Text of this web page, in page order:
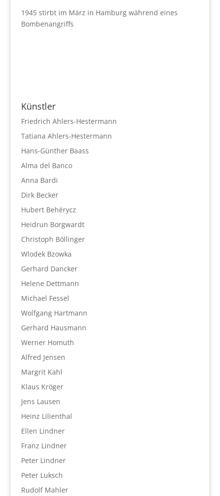
1945 stirbt im März in Hamburg während eines
Bombenangriffs
Künstler
Friedrich Ahlers-Hestermann
Tatiana Ahlers-Hestermann
Hans-Günther Baass
Alma del Banco
Anna Bardi
Dirk Becker
Hubert Behérycz
Heidrun Borgwardt
Christoph Böllinger
Wlodek Bzowka
Gerhard Dancker
Helene Dettmann
Michael Fessel
Wolfgang Hartmann
Gerhard Hausmann
Werner Homuth
Alfred Jensen
Margrit Kahl
Klaus Kröger
Jens Lausen
Heinz Lilienthal
Ellen Lindner
Franz Lindner
Peter Lindner
Peter Luksch
Rudolf Mahler